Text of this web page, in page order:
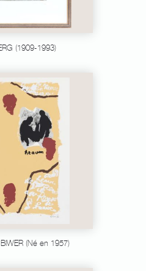
(1909-1993)
(Né en 1957)